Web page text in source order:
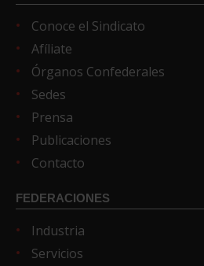
Conoce el Sindicato
Afíliate
Órganos Confederales
Sedes
Prensa
Publicaciones
Contacto
FEDERACIONES
Industria
Servicios